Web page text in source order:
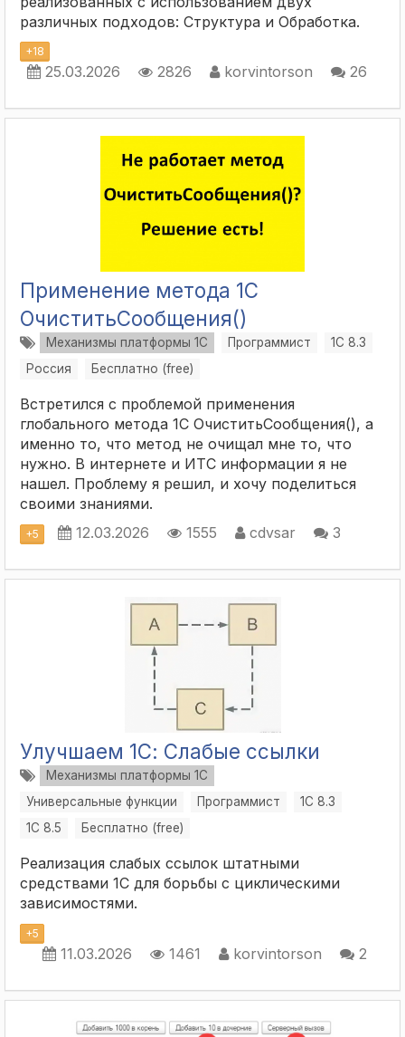
различных подходов: Структура и Обработка.
+18
25.03.2026 2826 korvintorson 26
Применение метода 1С
ОчиститьСообщения()
Механизмы платформы 1С Программист
1С 8.3
Россия
Бесплатно (free)
Встретился с проблемой применения
глобального метода 1С ОчиститьСообщения(), а
именно то, что метод не очищал мне то, что
нужно. В интернете и ИТС информации я не
нашел. Проблему я решил, и хочу поделиться
своими знаниями.
+5 12.03.2026 1555 cdvsar 3
Улучшаем 1С: Слабые ссылки
Механизмы платформы 1С
Универсальные функции
Программист
1С 8.3
1С 8.5
Бесплатно (free)
Реализация слабых ссылок штатными
средствами 1С для борьбы с циклическими
зависимостями.
+5
11.03.2026 1461 korvintorson 2